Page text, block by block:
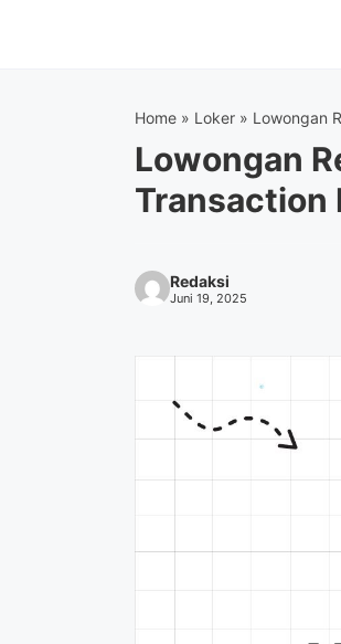
Home » Loker » Lowongan
Lowongan
Transaction
Redaksi
Juni 19, 2025